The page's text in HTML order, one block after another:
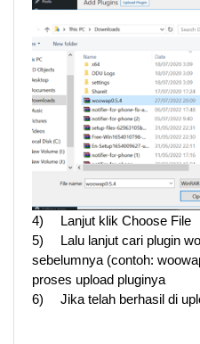
4)
Lanjut klik Choose File
5)
Lalu lanjut cari plugin
sebelumnya (contoh:
proses upload pluginya
6)
Jika telah berhasil di